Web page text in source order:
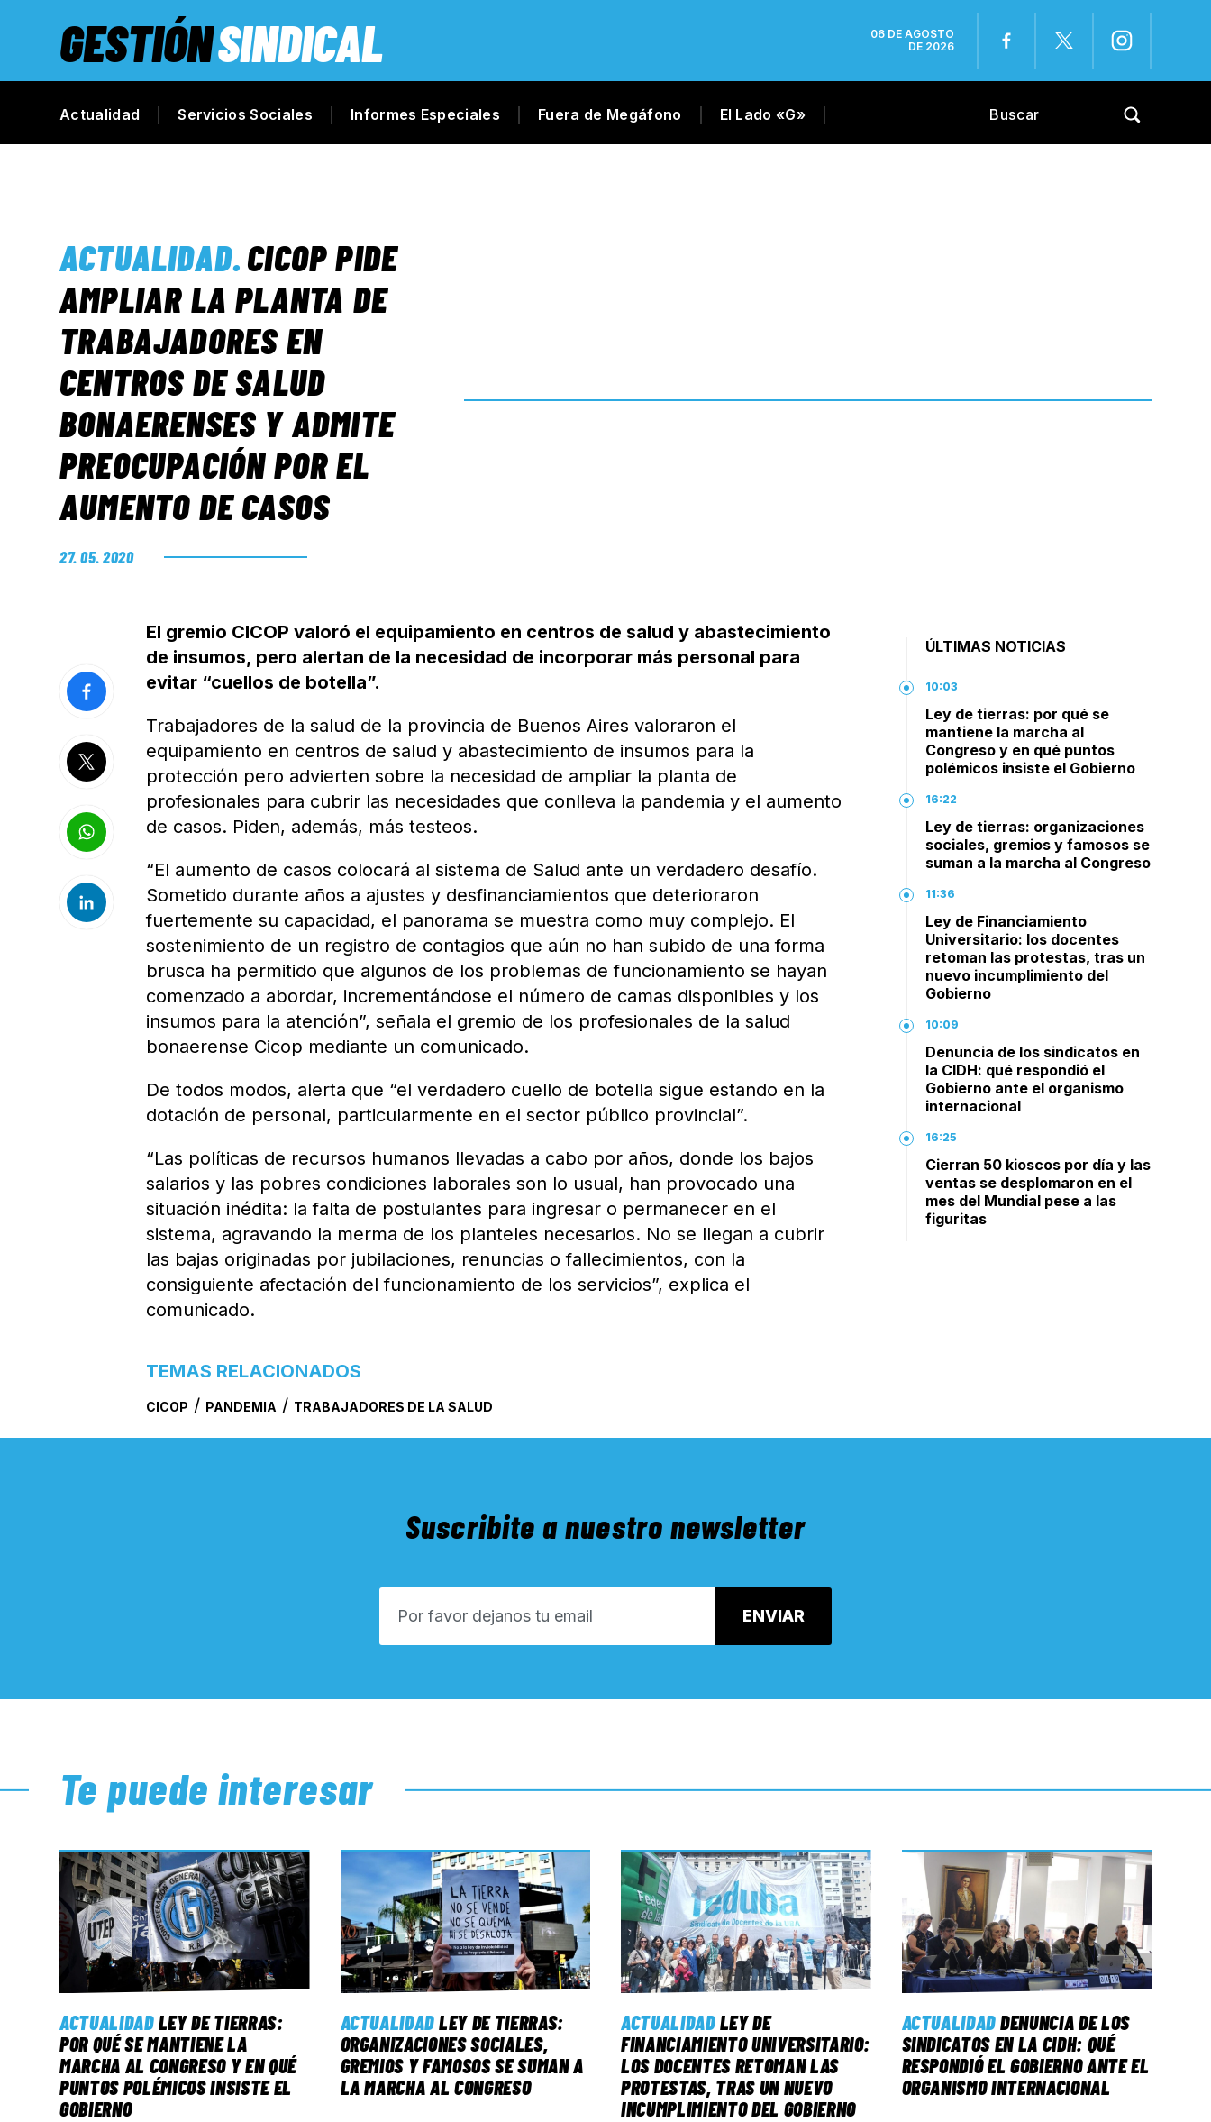
GESTIÓNSINDICAL
06 DE AGOSTO
DE 2026
Actualidad Servicios Sociales Informes Especiales Fuera de Megáfono El Lado «G»
ACTUALIDAD.CICOP PIDE
AMPLIAR LA PLANTA DE
TRABAJADORES EN
CENTROS DE SALUD
BONAERENSES Y ADMITE
PREOCUPACIÓN POR EL
AUMENTO DE CASOS
27. 05. 2020
El gremio CICOP valoró el equipamiento en centros de salud y abastecimiento
de insumos, pero alertan de la necesidad de incorporar más personal para
evitar “cuellos de botella”.
Trabajadores de la salud de la provincia de Buenos Aires valoraron el
equipamiento en centros de salud y abastecimiento de insumos para la
protección pero advierten sobre la necesidad de ampliar la planta de
profesionales para cubrir las necesidades que conlleva la pandemia y el aumento
de casos. Piden, además, más testeos.
“El aumento de casos colocará al sistema de Salud ante un verdadero desafío.
Sometido durante años a ajustes y desfinanciamientos que deterioraron
fuertemente su capacidad, el panorama se muestra como muy complejo. El
sostenimiento de un registro de contagios que aún no han subido de una forma
brusca ha permitido que algunos de los problemas de funcionamiento se hayan
comenzado a abordar, incrementándose el número de camas disponibles y los
insumos para la atención”, señala el gremio de los profesionales de la salud
bonaerense Cicop mediante un comunicado.
De todos modos, alerta que “el verdadero cuello de botella sigue estando en la
dotación de personal, particularmente en el sector público provincial”.
“Las políticas de recursos humanos llevadas a cabo por años, donde los bajos
salarios y las pobres condiciones laborales son lo usual, han provocado una
situación inédita: la falta de postulantes para ingresar o permanecer en el
sistema, agravando la merma de los planteles necesarios. No se llegan a cubrir
las bajas originadas por jubilaciones, renuncias o fallecimientos, con la
consiguiente afectación del funcionamiento de los servicios”, explica el
comunicado.
TEMAS RELACIONADOS
CICOP / PANDEMIA / TRABAJADORES DE LA SALUD
ÚLTIMAS NOTICIAS
10:03
Ley de tierras: por qué se
mantiene la marcha al
Congreso y en qué puntos
polémicos insiste el Gobierno
16:22
Ley de tierras: organizaciones
sociales, gremios y famosos se
suman a la marcha al Congreso
11:36
Ley de Financiamiento
Universitario: los docentes
retoman las protestas, tras un
nuevo incumplimiento del
Gobierno
10:09
Denuncia de los sindicatos en
la CIDH: qué respondió el
Gobierno ante el organismo
internacional
16:25
Cierran 50 kioscos por día y las
ventas se desplomaron en el
mes del Mundial pese a las
figuritas
Suscribite a nuestro newsletter
Te puede interesar
ACTUALIDAD LEY DE TIERRAS:
POR QUÉ SE MANTIENE LA
MARCHA AL CONGRESO Y EN QUÉ
PUNTOS POLÉMICOS INSISTE EL
GOBIERNO
ACTUALIDADLEY DE TIERRAS:
ORGANIZACIONES SOCIALES,
GREMIOS Y FAMOSOS SE SUMAN A
LA MARCHA AL CONGRESO
ACTUALIDAD LEY DE
FINANCIAMIENTO UNIVERSITARIO:
LOS DOCENTES RETOMAN LAS
PROTESTAS, TRAS UN NUEVO
INCUMPLIMIENTO DEL GOBIERNO
ACTUALIDADDENUNCIA DE LOS
SINDICATOS EN LA CIDH: QUÉ
RESPONDIÓ EL GOBIERNO ANTE EL
ORGANISMO INTERNACIONAL